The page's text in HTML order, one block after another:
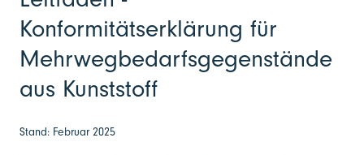
Konformitätserklärung für
Mehrwegbedarfsgegenstände
aus Kunststoff
Stand: Februar 2025